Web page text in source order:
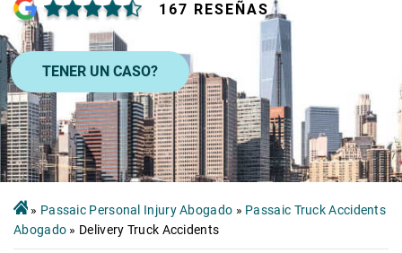
167 RESEÑAS
TENER UN CASO?
» Passaic Personal Injury Abogado » Passaic Truck Accidents
Abogado » Delivery Truck Accidents